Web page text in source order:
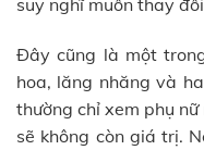
Đây cũng là một
hoa, lăng nhăng và
thường chỉ xem phụ
sẽ không còn giá trị.